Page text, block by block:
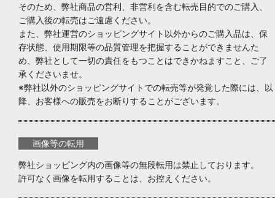
そのため、弊社商品の営利、非営利を含む転売目的でのご購入、
ご購入後の転売はご遠慮ください。
また、弊社運営のショッピングサイト以外からのご購入品は、保
存状態、使用期限等の品質管理を把握することができませんた
め、弊社として一切の責任をもつことはできかねますこと、ご了
承くださいませ。
※弊社以外のショッピングサイトでの転売等が発覚した際には、以
降、お客様への販売をお断りすることがございます。
画像等の転用
弊社ショッピング内の画像等の無段転用は禁止しております。
許可なく画像を転用することは、お控えください。